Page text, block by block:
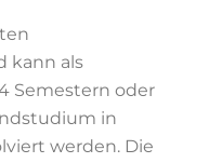
kann als
Semestern oder
in
werden. Die